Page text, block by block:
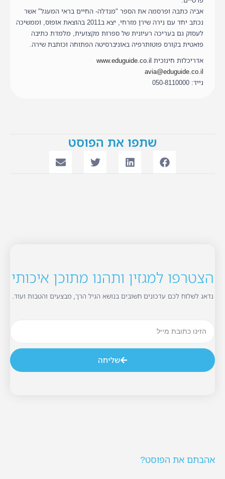
אביה כתבה ופרסמה את הספר "מנדלה- החיים בראי המעגל" אשר
נכתב יחד עם נירה שירן מזרחי, יצא ב2011 בהוצאת אופוס, וממשיכה
לעסוק גם בעריכה רעיונית של ספרות מקצועית, מלמדת כתיבה
פואטית בקורס פוטותרפיה באוניברסיטה הפתוחה וכותבת שירה.
אדריכלות חינוכית www.eduguide.co.il
avia@eduguide.co.il
נייד: 050-8110000
שתפו את הפוסט
הצטרפו למגזין ותהנו מתוכן איכותי
נדאג לשלוח לכם עדכונים חשובים בנושא הגיל הרך, מבצעים והטבות ועוד.
שליחה
אהבתם את הפוסט?